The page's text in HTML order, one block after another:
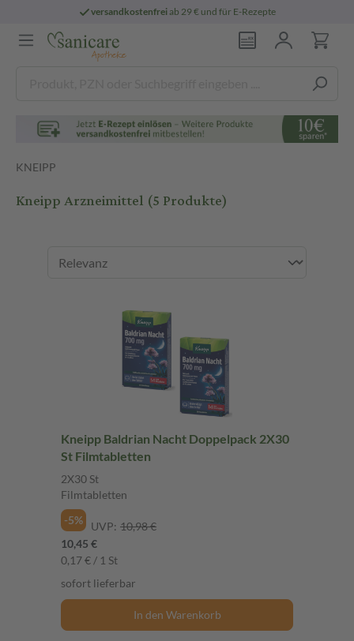
versandkostenfreiab 29 € und für E-Rezepte
KNEIPP
Kneipp Arzneimittel (5 Produkte)
Kneipp Baldrian Nacht Doppelpack 2X30
St Filmtabletten
2X30 St
Filmtabletten
-5%
UVP: 10,98 €
10,45 €
0,17 € / 1 St
sofort lieferbar
In den Warenkorb